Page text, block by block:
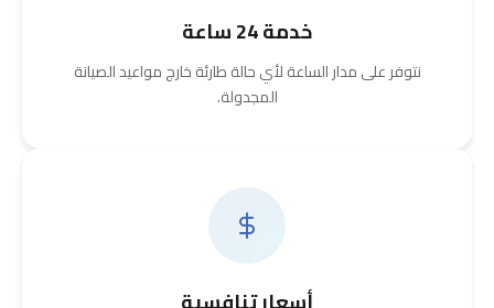
خدمة 24 ساعة
نتوفر على مدار الساعة لأي حالة طارئة خارج مواعيد الصيانة
المجدولة.